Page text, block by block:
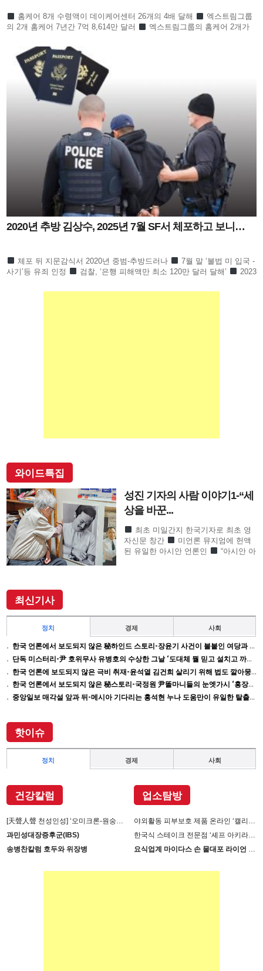
홈케어 8개 수령액이 데이케어센터 26개의 4배 달해
엑스트림그룹
의 2개 홈케어 7년간 7억 8,614만 달러
엑스트림그룹의 홈케어 2개가
2020년 추방 김상수, 2025년 7월 SF서 체포하고 보니…
체포 뒤 지문감식서 2020년 중범-추방드러나
7월 말 ‘불법 미 입국 -
사기’등 유죄 인정
검찰, ‘은행 피해액만 최소 120만 달러 달해’
2023
와이드특집
성진 기자의 사람 이야기1-“세
상을 바꾼...
최초 미일간지 한국기자로 최초 영
자신문 창간
미언론 뮤지엄에 헌액
된 유일한 아시안 언론인
“아시안 아
최신기사
정치 경제 사회
한국 언론에서 보도되지 않은 秘하인드 스토리-장윤기 사건이 불붙인 여당과 검찰의 보완 수사권 전쟁
단독 미스터리-尹 호위무사 유병호의 수상한 그날 ‘도대체 뭘 믿고 설치고 까부나 했더니…’
한국 언론에 보도되지 않은 극비 취재-윤석열 김건희 살리기 위해 법도 깔아뭉갠 심우정의 자충수
한국 언론에서 보도되지 않은 秘스토리-국정원 尹똘마니들의 눈엣가시 ‘홍장원’ 죽이기
중앙일보 매각설 앞과 뒤-메시아 기다리는 홍석현 누나 도움만이 유일한 탈출구인데 …
핫이슈
정치 경제 사회
건강칼럼
[天聲人聲 천성인성] ‘오미크론-원숭이 두창’장난 아니다
과민성대장증후군(IBS)
송병찬칼럼 호두와 위장병
업소탐방
야외활동 피부보호 제품 온라인 ‘캘리제이’(Cali-j)에서 판매
한국식 스테이크 전문점 ‘셰프 아키라백의 AB스테이크’ 진출
요식업계 마이다스 손 물대포 라이언 손 사장의 인생 필살기